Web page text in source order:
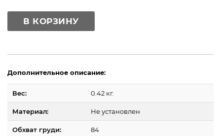
В КОРЗИНУ
Дополнительное описание:
Вес: 0.42 кг.
Материал: Не установлен
Обхват груди: 84